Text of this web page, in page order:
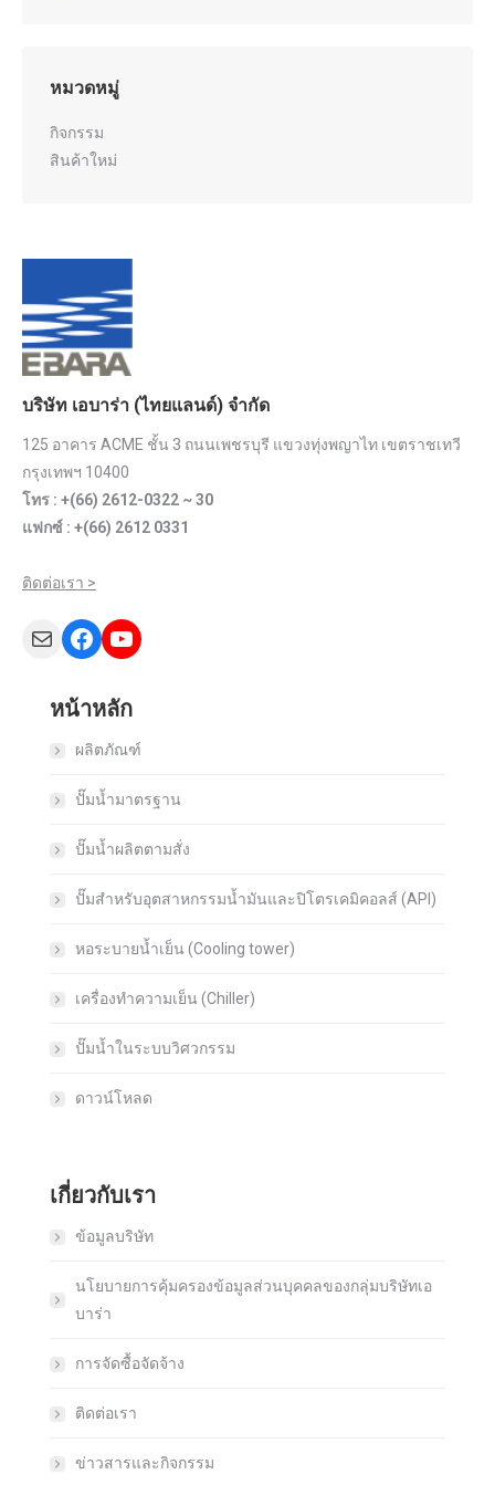
หมวดหมู่
กิจกรรม
สินค้าใหม่
บริษัท เอบาร่า (ไทยแลนด์) จำกัด
125 อาคาร ACME ชั้น 3 ถนนเพชรบุรี แขวงทุ่งพญาไท เขตราชเทวี
กรุงเทพฯ 10400
โทร : +(66) 2612-0322 ~ 30
แฟกซ์ : +(66) 2612 0331
ติดต่อเรา >
Mail Facebook YouTube
หน้าหลัก
ผลิตภัณฑ์
ปั๊มน้ำมาตรฐาน
ปั๊มน้ำผลิตตามสั่ง
ปั๊มสำหรับอุตสาหกรรมน้ำมันและปิโตรเคมิคอลส์ (API)
หอระบายน้ำเย็น (Cooling tower)
เครื่องทำความเย็น (Chiller)
ปั๊มน้ำในระบบวิศวกรรม
ดาวน์โหลด
เกี่ยวกับเรา
ข้อมูลบริษัท
นโยบายการคุ้มครองข้อมูลส่วนบุคคลของกลุ่มบริษัทเอ
บาร่า
การจัดซื้อจัดจ้าง
ติดต่อเรา
ข่าวสารและกิจกรรม